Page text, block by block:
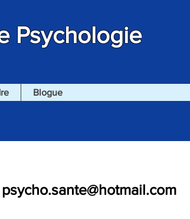
Psychologie
Blogue
psycho.sante@hotmail.com